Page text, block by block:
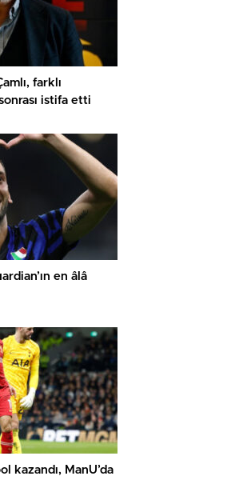
farklı
istifa etti
en âlâ
kazandı, ManU’da